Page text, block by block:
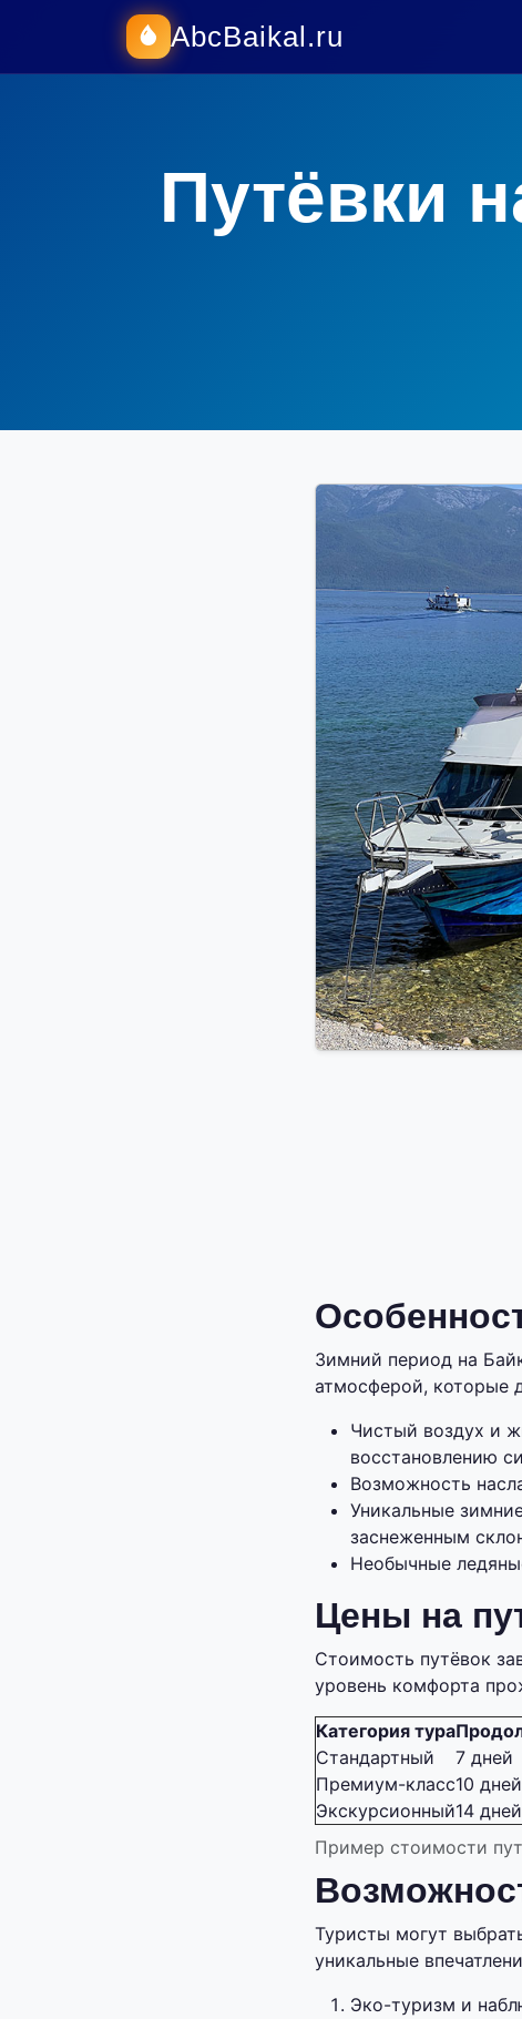
AbcBaikal.ru
Путёвки
Зимний период на
атмосферой, которые
Чистый воздух и
восстановлению
Возможность
Уникальные
заснеженным
Необычные
Цены на
Стоимость путёвок
уровень комфорта
Пример стоимости
Категория тура
Стандартный
7 дней
Премиум-класс10 дней
Экскурсионный14 дней
Туристы могут
уникальные
Эко-туризм и